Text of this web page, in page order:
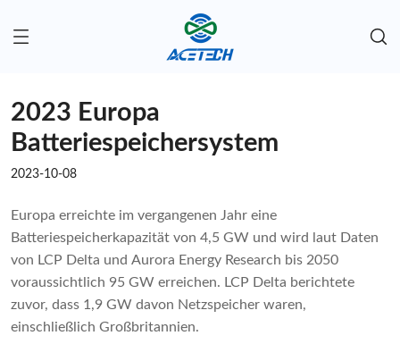
2023 Europa
Batteriespeichersystem
2023-10-08
Europa erreichte im vergangenen Jahr eine
Batteriespeicherkapazität von 4,5 GW und wird laut Daten
von LCP Delta und Aurora Energy Research bis 2050
voraussichtlich 95 GW erreichen. LCP Delta berichtete
zuvor, dass 1,9 GW davon Netzspeicher waren,
einschließlich Großbritannien.